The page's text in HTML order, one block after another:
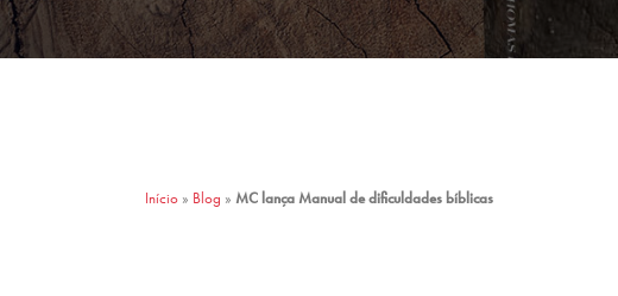
Início » Blog » MC lança Manual de dificuldades bíblicas